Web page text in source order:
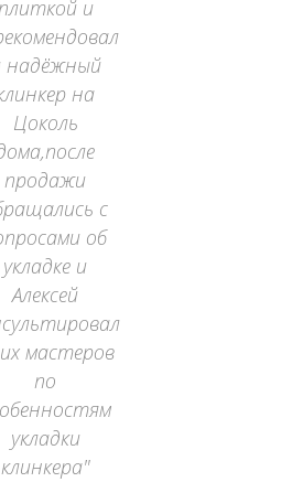
и
надёжный
на
Цоколь
продажи
с
об
укладке и
Алексей
мастеров
по
укладки
клинкера